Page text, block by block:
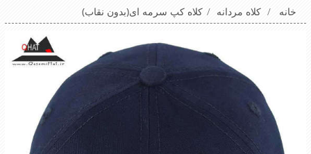
خانه / کلاه مردانه / کلاه کپ سرمه ای(بدون نقاب)